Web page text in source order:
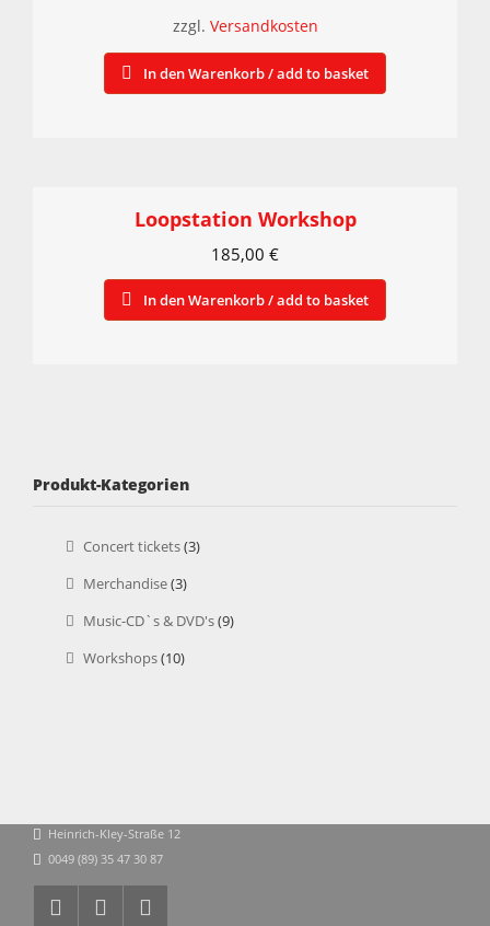
zzgl. Versandkosten
In den Warenkorb / add to basket
Loopstation Workshop
185,00 €
In den Warenkorb / add to basket
Produkt-Kategorien
Concert tickets(3)
Merchandise(3)
Music-CD`s & DVD's(9)
Workshops(10)
Heinrich-Kley-Straße 12
0049 (89) 35 47 30 87